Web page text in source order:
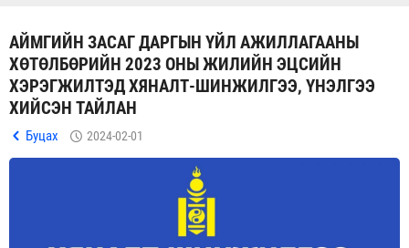
АЙМГИЙН ЗАСАГ ДАРГЫН ҮЙЛ АЖИЛЛАГААНЫ
ХӨТӨЛБӨРИЙН 2023 ОНЫ ЖИЛИЙН ЭЦСИЙН
ХЭРЭГЖИЛТЭД ХЯНАЛТ-ШИНЖИЛГЭЭ, ҮНЭЛГЭЭ
ХИЙСЭН ТАЙЛАН
Буцах 2024-02-01